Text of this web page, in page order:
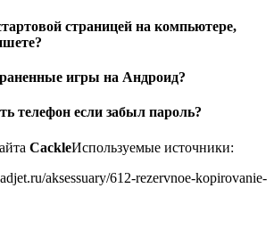
страницей на компьютере,
игры на Андроид?
телефон если забыл пароль?
CackleИспользуемые источники:
aksessuary/612-rezervnoe-kopirovanie-